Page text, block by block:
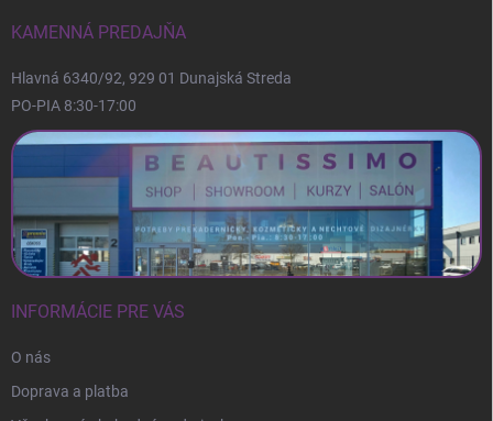
KAMENNÁ PREDAJŇA
Hlavná 6340/92, 929 01 Dunajská Streda
PO-PIA 8:30-17:00
INFORMÁCIE PRE VÁS
O nás
Doprava a platba